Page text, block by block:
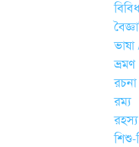
ভ্রমণ
রম্য